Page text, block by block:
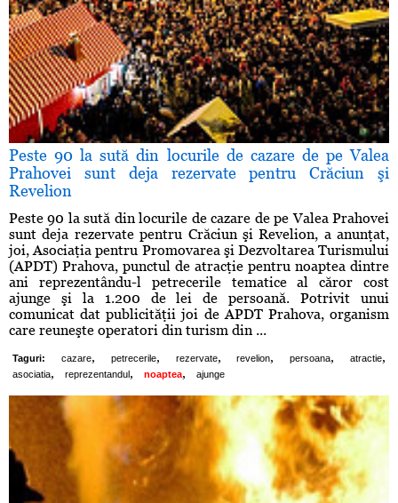
Peste 90 la sută din locurile de cazare de pe Valea
Prahovei sunt deja rezervate pentru Crăciun şi
Revelion
Peste 90 la sută din locurile de cazare de pe Valea Prahovei
sunt deja rezervate pentru Crăciun şi Revelion, a anunţat,
joi, Asociaţia pentru Promovarea şi Dezvoltarea Turismului
(APDT) Prahova, punctul de atracţie pentru noaptea dintre
ani reprezentându-l petrecerile tematice al căror cost
ajunge şi la 1.200 de lei de persoană. Potrivit unui
comunicat dat publicităţii joi de APDT Prahova, organism
care reuneşte operatori din turism din ...
Taguri: cazare, petrecerile, rezervate, revelion, persoana, atractie,
asociatia, reprezentandul , noaptea, ajunge